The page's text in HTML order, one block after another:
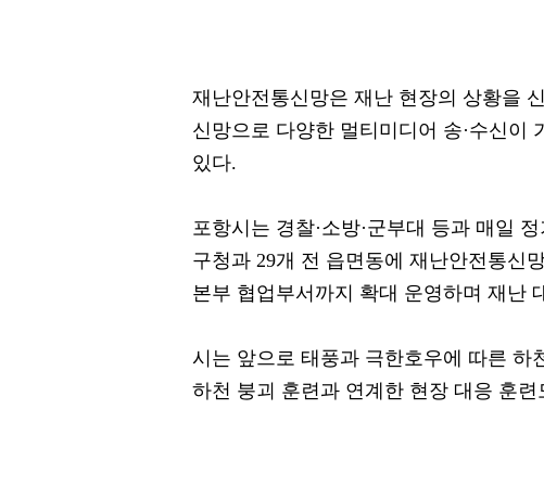
재난안전통신망은 재난 현장의 상황을
신망으로 다양한 멀티미디어 송·수신이
있다.
포항시는 경찰·소방·군부대 등과 매일
구청과 29개 전 읍면동에 재난안전통신
본부 협업부서까지 확대 운영하며 재난
시는 앞으로 태풍과 극한호우에 따른 하
하천 붕괴 훈련과 연계한 현장 대응 훈